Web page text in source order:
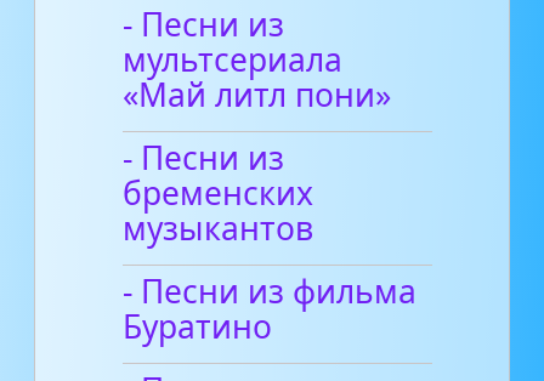
- Песни из
мультсериала
«Май литл пони»
- Песни из
бременских
музыкантов
- Песни из фильма
Буратино